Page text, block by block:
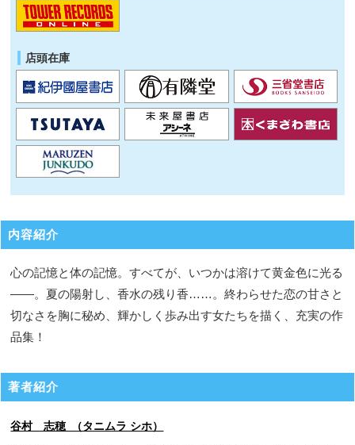
店頭在庫
内容紹介
心の記憶と体の記憶。すべてが、いつかは溶けて黄金色に光る
――。夏の陽射し、香水の残り香……。終わらせた恋の甘さと
切なさを胸に秘め、輝かしく歩み出す女たちを描く、充実の作
品集！
著者紹介
谷村 志穂 （タニムラ シホ）